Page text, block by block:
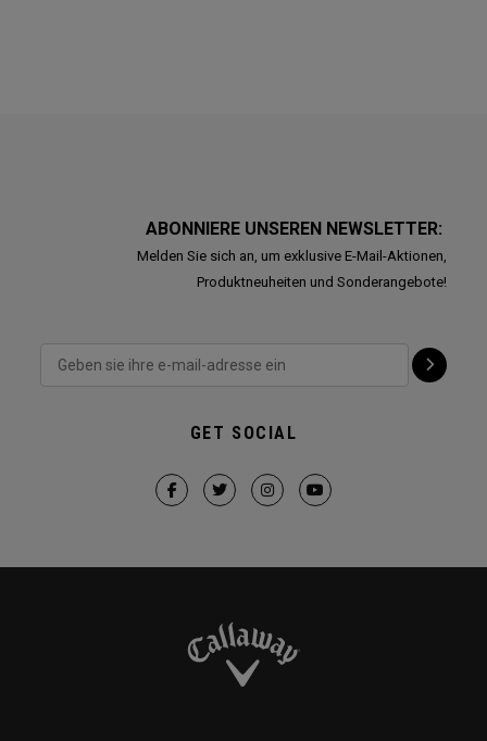
ABONNIERE UNSEREN NEWSLETTER:
Melden Sie sich an, um exklusive E-Mail-Aktionen,
Produktneuheiten und Sonderangebote!
GET SOCIAL